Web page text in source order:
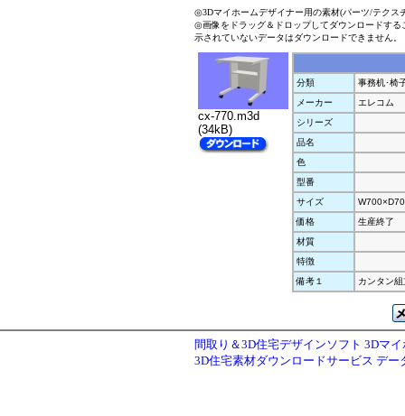
◎3Dマイホームデザイナー用の素材(パーツ/テクス
◎画像をドラッグ＆ドロップしてダウンロードす
示されていないデータはダウンロードできません。
cx-770.m3d
(34kB)
分類
事務机･椅
メーカー
エレコム
シリーズ
品名
色
型番
サイズ
価格
生産終了
材質
特徴
備考１
カンタン
間取り＆3D住宅デザインソフト 3Dマ
3D住宅素材ダウンロードサービス デー